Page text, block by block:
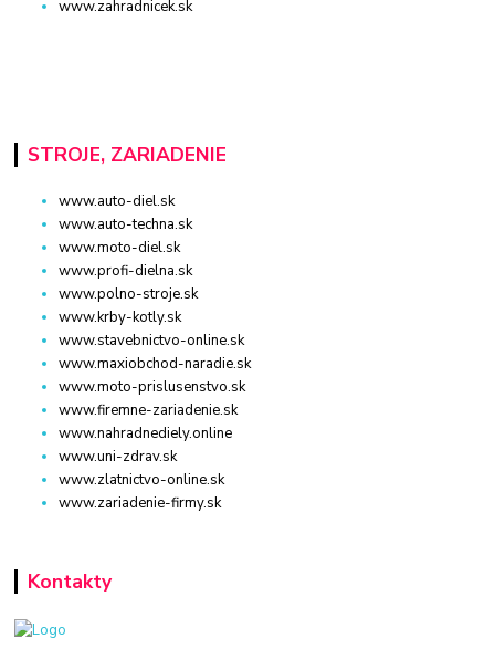
www.zahradnicek.sk
STROJE, ZARIADENIE
www.auto-diel.sk
www.auto-techna.sk
www.moto-diel.sk
www.profi-dielna.sk
www.polno-stroje.sk
www.krby-kotly.sk
www.stavebnictvo-online.sk
www.maxiobchod-naradie.sk
www.moto-prislusenstvo.sk
www.firemne-zariadenie.sk
www.nahradnediely.online
www.uni-zdrav.sk
www.zlatnictvo-online.sk
www.zariadenie-firmy.sk
Kontakty